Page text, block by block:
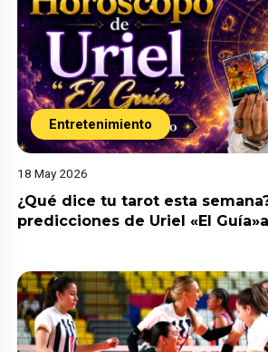
Entretenimiento
18 May 2026
¿Qué dice tu tarot esta
predicciones de Uriel «El